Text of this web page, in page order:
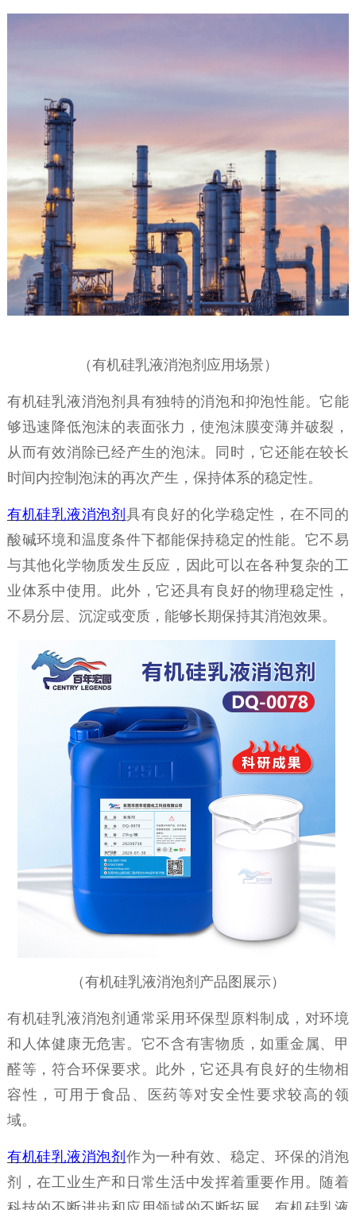
（有机硅乳液消泡剂应用场景）
有机硅乳液消泡剂具有独特的消泡和抑泡性能。它能
够迅速降低泡沫的表面张力，使泡沫膜变薄并破裂，
从而有效消除已经产生的泡沫。同时，它还能在较长
时间内控制 泡沫的再次产生，保持体系的稳定性。
有机硅乳液消泡剂 具有良好的化学稳定性，在不同的
酸碱环境和温度条件下都能保持稳定的性能。它不易
与其他化学物质发生反应，因此可以在各种复杂的工
业体系中使用。此外，它还具有良好的物理稳定性，
不易分层、沉淀或变质，能够长期保持其消泡效果。
（有机硅乳液消泡剂产品图展示）
有机硅乳液消泡剂通常采用环保型原料制成，对环境
和人体健康无危害。它不含有害物质，如重金属、甲
醛等，符合环保要求。此外，它还具有良好的生物相
容性，可用于食品、医药等对安全性要求较高的领
域。
有机硅乳液消泡剂 作为一种有效 、稳定、环保的消泡
剂，在工业生产和日常生活中发挥着重要作用。随着